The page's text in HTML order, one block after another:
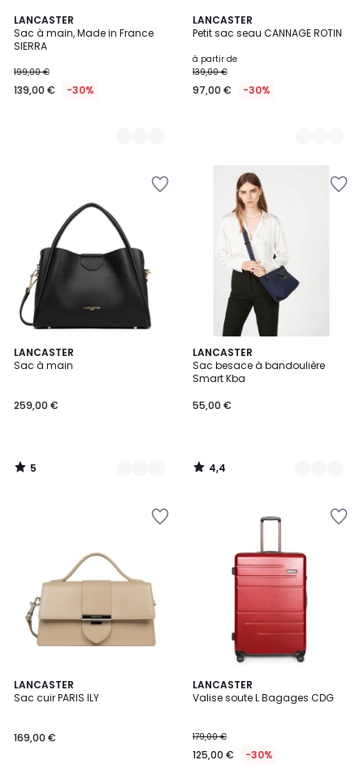
LANCASTER
Sac à main, Made in France
SIERRA
199,00 €
139,00 € -30%
2
Couleurs
LANCASTER
Petit sac seau CANNAGE ROTIN
à partir de
139,00 €
97,00 € -30%
5
Couleurs
LANCASTER
Sac à main
259,00 €
5
/
8
Couleurs
5
/
LANCASTER
Sac besace à bandoulière
Smart Kba
55,00 €
4,4
/ 5
9
Couleurs
4,4
/
LANCASTER
Sac cuir PARIS ILY
169,00 €
5
/
27
Couleurs
LANCASTER
Valise soute L Bagages CDG
179,00 €
125,00 € -30%
5
Couleurs